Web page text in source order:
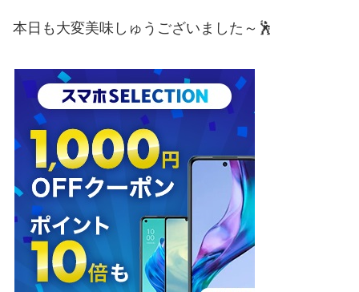
本日も大変美味しゅうございました～🕺